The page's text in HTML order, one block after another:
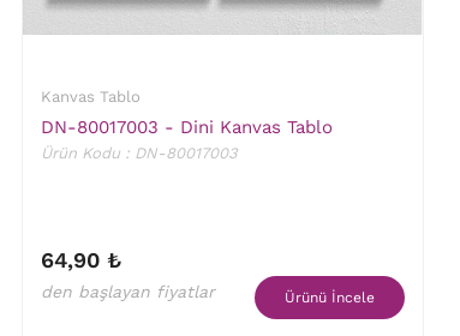
Kanvas Tablo
DN-80017003 - Dini Kanvas Tablo
Ürün Kodu : DN-80017003
64,90 ₺
den başlayan fiyatlar Ürünü İncele